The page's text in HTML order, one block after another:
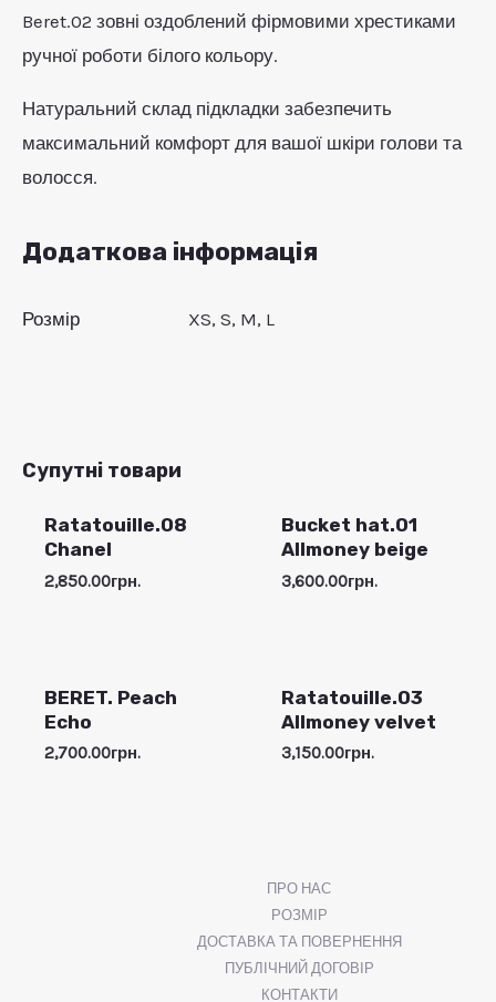
Beret.02 зовні оздоблений фірмовими хрестиками
ручної роботи білого кольору.
Натуральний склад підкладки забезпечить
максимальний комфорт для вашої шкіри голови та
волосся.
Додаткова інформація
Розмір XS, S, M, L
Супутні товари
Ratatouille.08
Chanel
2,850.00грн.
Bucket hat.01
Allmoney beige
3,600.00грн.
BERET. Peach
Echo
2,700.00грн.
Ratatouille.03
Allmoney velvet
3,150.00грн.
ПРО НАС
РОЗМІР
ДОСТАВКА ТА ПОВЕРНЕННЯ
ПУБЛІЧНИЙ ДОГОВІР
КОНТАКТИ